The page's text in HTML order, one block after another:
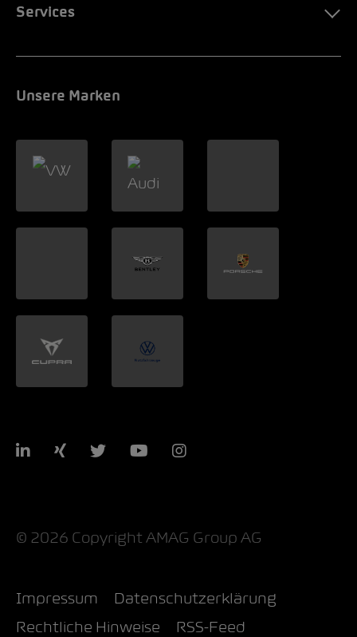
Services
Unsere Marken
LinkedIn
Xing Twitter YouTubeInstagram
© 2026 Copyright AMAG Group AG
Impressum
Datenschutzerklärung
Rechtliche Hinweise
RSS-Feed